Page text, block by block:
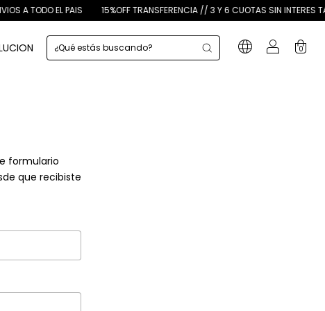
A TODO EL PAIS 15%OFF TRANSFERENCIA // 3 Y 6 CUOTAS SIN INTERES
0
formulario
que recibiste